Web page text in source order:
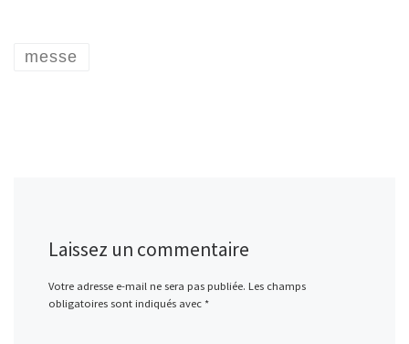
messe
Laissez un commentaire
Votre adresse e-mail ne sera pas publiée. Les champs
obligatoires sont indiqués avec *